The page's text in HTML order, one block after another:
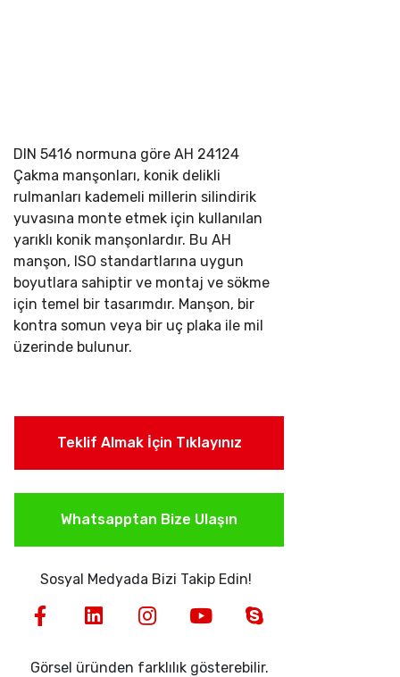
DIN 5416 normuna göre AH 24124
Çakma manşonları, konik delikli
rulmanları kademeli millerin silindirik
yuvasına monte etmek için kullanılan
yarıklı konik manşonlardır. Bu AH
manşon, ISO standartlarına uygun
boyutlara sahiptir ve montaj ve sökme
için temel bir tasarımdır. Manşon, bir
kontra somun veya bir uç plaka ile mil
üzerinde bulunur.
Teklif Almak İçin Tıklayınız
Whatsapptan Bize Ulaşın
Sosyal Medyada Bizi Takip Edin!
Görsel üründen farklılık gösterebilir.